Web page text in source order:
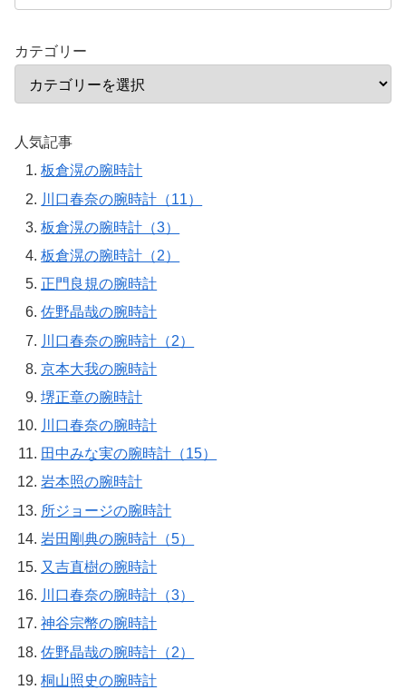
カテゴリー
人気記事
板倉滉の腕時計
川口春奈の腕時計（11）
板倉滉の腕時計（3）
板倉滉の腕時計（2）
正門良規の腕時計
佐野晶哉の腕時計
川口春奈の腕時計（2）
京本大我の腕時計
堺正章の腕時計
川口春奈の腕時計
田中みな実の腕時計（15）
岩本照の腕時計
所ジョージの腕時計
岩田剛典の腕時計（5）
又吉直樹の腕時計
川口春奈の腕時計（3）
神谷宗幣の腕時計
佐野晶哉の腕時計（2）
桐山照史の腕時計